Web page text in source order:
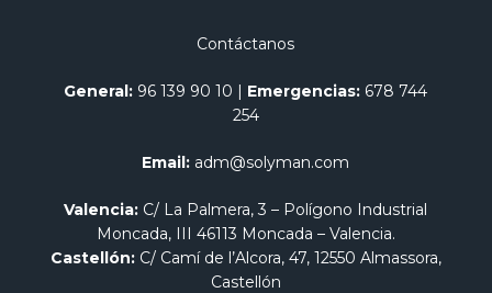
Contáctanos
General: 96 139 90 10 | Emergencias: 678 744
254
Email: adm@solyman.com
Valencia: C/ La Palmera, 3 – Polígono Industrial
Moncada, III 46113 Moncada – Valencia.
Castellón:C/ Camí de l’Alcora, 47, 12550 Almassora,
Castellón